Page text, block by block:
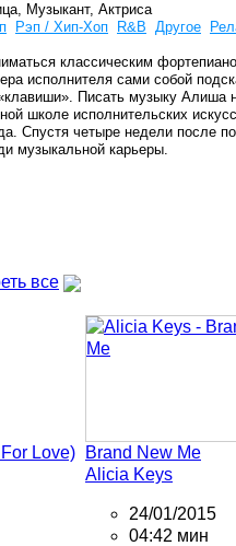
Музыкант, Актриса
Рэп / Хип-Хоп R&B Другое
классическим
исполнителя сами собой
Писать музыку Алиша
школе исполнительских
Спустя четыре недели после
музыкальной карьеры.
все
Love)
Brand New Me
Alicia Keys
24/01/2015
04:42 мин